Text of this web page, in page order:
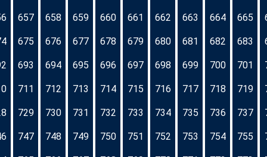
657 658 659 660 661 662 663 664 665
675 676 677 678 679 680 681 682 683
693 694 695 696 697 698 699 700 701
711 712 713 714 715 716 717 718 719
729 730 731 732 733 734 735 736 737
747 748 749 750 751 752 753 754 755